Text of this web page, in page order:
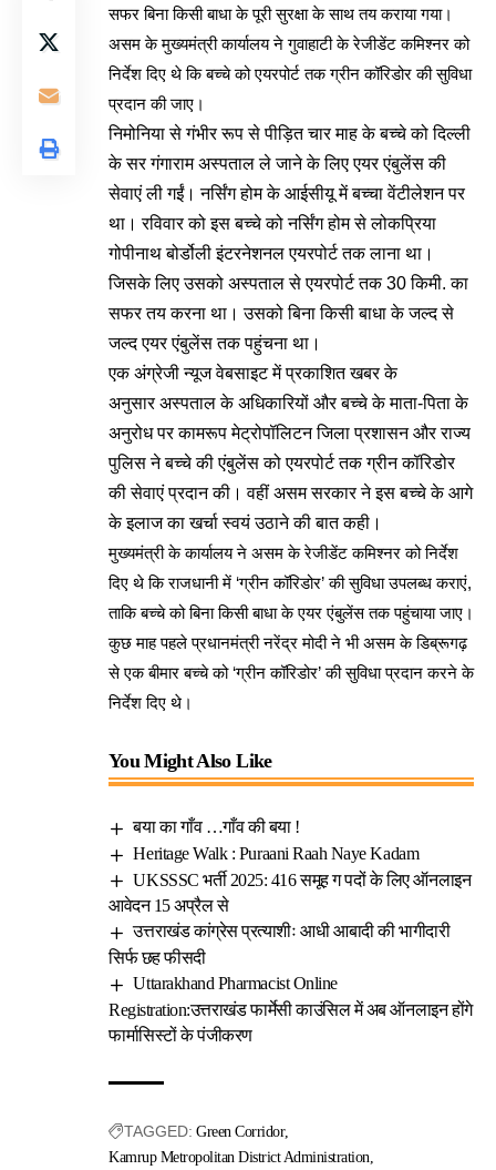
सफरबिना किसी बाधा के पूरी सुरक्षा के साथ तय कराया गया।
असम के मुख्यमंत्री कार्यालय ने गुवाहाटी के रेजीडेंट कमिश्नर को
निर्देश दिए थे कि बच्चे को एयरपोर्ट तक ग्रीन कॉरिडोर की सुविधा
प्रदान की जाए।
निमोनिया से गंभीर रूप से पीड़ित चार माह के बच्चे को दिल्ली
के सर गंगाराम अस्पताल ले जाने के लिए एयर एंबुलेंस की
सेवाएं ली गईं। नर्सिंग होम के आईसीयू में बच्चा वेंटीलेशन पर
था। रविवार को इस बच्चे को नर्सिंग होम से लोकप्रिया
गोपीनाथ बोर्डोली इंटरनेशनल एयरपोर्ट तक लाना था।
जिसके लिए उसको अस्पताल से एयरपोर्ट तक 30 किमी. का
सफर तय करना था। उसको बिना किसी बाधा के जल्द से
जल्द एयर एंबुलेंस तक पहुंचना था।
एक अंग्रेजी न्यूज वेबसाइट में प्रकाशित खबर के
अनुसार अस्पताल के अधिकारियों और बच्चे के माता-पिता के
अनुरोध पर कामरूप मेट्रोपॉलिटन जिला प्रशासन और राज्य
पुलिस ने बच्चे की एंबुलेंस को एयरपोर्ट तक ग्रीन कॉरिडोर
की सेवाएं प्रदान की। वहीं असम सरकार ने इस बच्चे के आगे
के इलाज का खर्चा स्वयं उठाने की बात कही।
मुख्यमंत्री के कार्यालय ने असम के रेजीडेंट कमिश्नर कोनिर्देश
दिए थे कि राजधानी में ‘ग्रीन कॉरिडोर’ की सुविधा उपलब्ध कराएं,
ताकि बच्चे को बिना किसी बाधा के एयर एंबुलेंस तक पहुंचाया जाए।
कुछ माह पहलेप्रधानमंत्री नरेंद्र मोदी ने भी असम के डिब्रूगढ़
से एक बीमार बच्चे को ‘ग्रीन कॉरिडोर’ की सुविधा प्रदान करने के
निर्देश दिए थे।
You Might Also Like
बया का गाँव …गाँव की बया !
Heritage Walk : Puraani Raah Naye Kadam
UKSSSC भर्ती 2025: 416 समूह ग पदों के लिए ऑनलाइन
आवेदन 15 अप्रैल से
उत्तराखंड कांग्रेस प्रत्याशीः आधी आबादी की भागीदारी
सिर्फ छह फीसदी
Uttarakhand Pharmacist Online
Registration:उत्तराखंड फार्मेसी काउंसिल में अब ऑनलाइन होंगे
फार्मासिस्टों के पंजीकरण
TAGGED: Green Corridor
Kamrup Metropolitan District Administration